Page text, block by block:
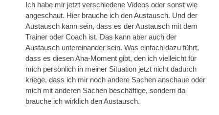
Ich habe mir jetzt verschiedene Videos oder sonst wie
angeschaut. Hier brauche ich den Austausch. Und der
Austausch kann sein, dass es der Austausch mit dem
Trainer oder Coach ist. Das kann aber auch der
Austausch untereinander sein. Was einfach dazu führt,
dass es diesen Aha-Moment gibt, den ich vielleicht für
mich persönlich in meiner Situation jetzt nicht dadurch
kriege, dass ich mir noch andere Sachen anschaue oder
mich mit anderen Sachen beschäftige, sondern da
brauche ich wirklich den Austausch.